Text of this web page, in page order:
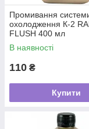
Промивання
охолодження К-2
FLUSH 400 мл
В наявності
110 ₴
Купити